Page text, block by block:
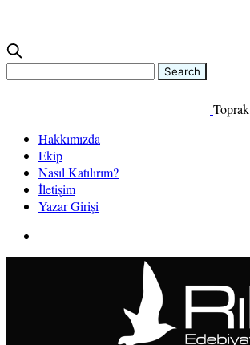
Toprak
Hakkımızda
Ekip
Nasıl Katılırım?
İletişim
Yazar Girişi